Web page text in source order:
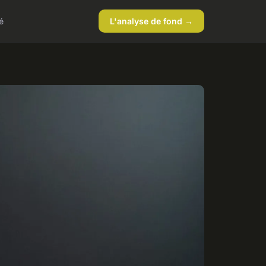
L'analyse de fond →